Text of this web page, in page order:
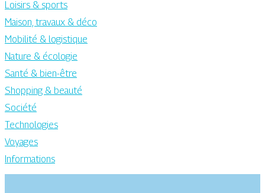
Loisirs & sports
Maison, travaux & déco
Mobilité & logistique
Nature & écologie
Santé & bien-être
Shopping & beauté
Société
Technologies
Voyages
Informations